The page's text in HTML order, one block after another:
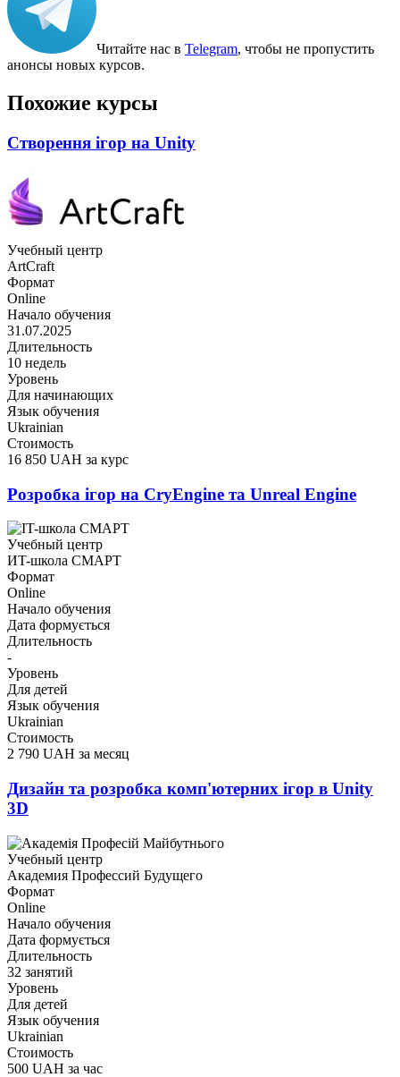
Читайте нас в Telegram, чтобы не пропустить
анонсы новых курсов.
Похожие курсы
Створення ігор на Unity
Учебный центр
ArtCraft
Формат
Online
Начало обучения
31.07.2025
Длительность
10 недель
Уровень
Для начинающих
Язык обучения
Ukrainian
Стоимость
16 850 UAH за курс
Розробка ігор на CryEngine та Unreal Engine
Учебный центр
ИT-школа СМАРТ
Формат
Online
Начало обучения
Дата формується
Длительность
-
Уровень
Для детей
Язык обучения
Ukrainian
Стоимость
2 790 UAH за месяц
Дизайн та розробка комп'ютерних ігор в Unity
3D
Учебный центр
Академия Профессий Будущего
Формат
Online
Начало обучения
Дата формується
Длительность
32 занятий
Уровень
Для детей
Язык обучения
Ukrainian
Стоимость
500 UAH за час